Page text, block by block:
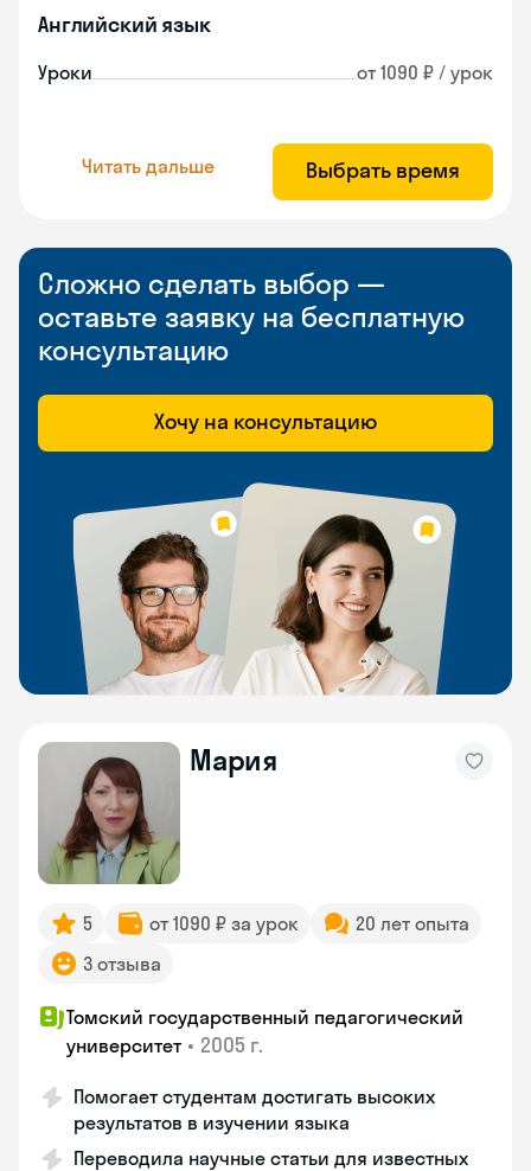
Английский язык
Уроки от 1090 ₽ / урок
Читать дальше Выбрать время
Сложно сделать выбор —
оставьте заявку на бесплатную
консультацию
Хочу на консультацию
Мария
5 от 1090 ₽ за урок
20 лет опыта
3 отзыва
Томский государственный педагогический
университет • 2005 г.
Помогает студентам достигать высоких
результатов в изучении языка
Переводила научные статьи для известных